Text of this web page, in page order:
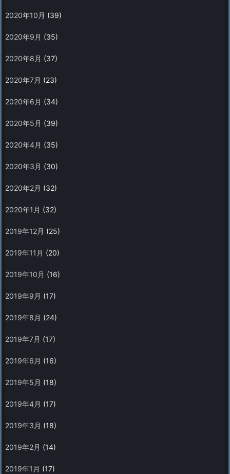
2020年10月 (39)
2020年9月 (35)
2020年8月 (37)
2020年7月 (23)
2020年6月 (34)
2020年5月 (39)
2020年4月 (35)
2020年3月 (30)
2020年2月 (32)
2020年1月 (32)
2019年12月 (25)
2019年11月 (20)
2019年10月 (16)
2019年9月 (17)
2019年8月 (24)
2019年7月 (17)
2019年6月 (16)
2019年5月 (18)
2019年4月 (17)
2019年3月 (18)
2019年2月 (14)
2019年1月 (17)